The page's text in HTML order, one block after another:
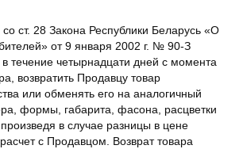
со ст. 28 Закона Республики Беларусь «О
от 9 января 2002 г. № 90-З
течение четырнадцати дней с момента
возвратить Продавцу товар
или обменять его на аналогичный
формы, габарита, фасона, расцветки
в случае разницы в цене
с Продавцом. Возврат товара